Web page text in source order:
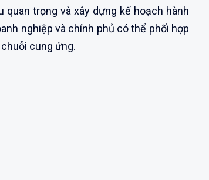
trọng và xây dựng kế hoạch hành
nghiệp và chính phủ có thể phối hợp
cung ứng.